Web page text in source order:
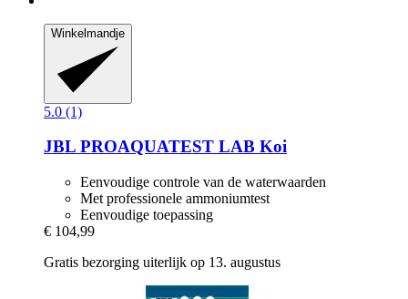
Winkelmandje
5.0 (1)
JBL PROAQUATEST LAB Koi
Eenvoudige controle van de waterwaarden
Met professionele ammoniumtest
Eenvoudige toepassing
€ 104,99
Gratis bezorging uiterlijk op 13. augustus